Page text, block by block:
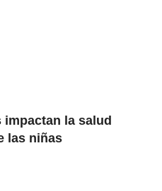
la salud
las niñas